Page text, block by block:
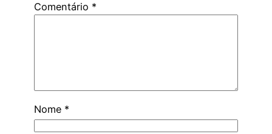
Comentário *
Nome *